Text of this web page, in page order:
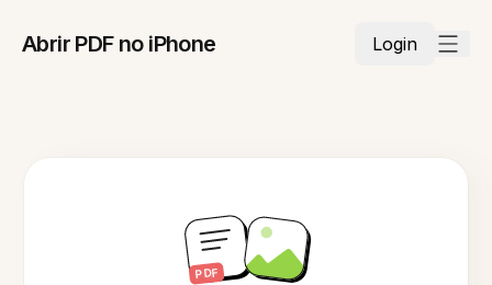
Abrir PDF no iPhone Login